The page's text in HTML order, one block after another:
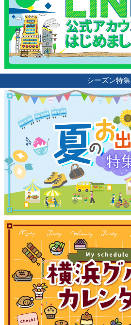
シーズン特集
観光ガイド
ランキング
ブログ記事
サイトについて